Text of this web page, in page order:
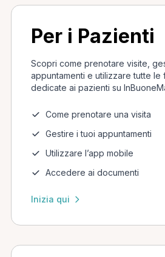
Per i Pazienti
Scopri come prenotare visite,
appuntamenti e utilizzare tutte le
dedicate ai pazienti su
Come prenotare una visita
Gestire i tuoi appuntamenti
Utilizzare l’app mobile
Accedere ai documenti
Inizia qui